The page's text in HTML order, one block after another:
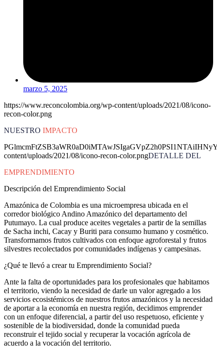
marzo 5, 2025
https://www.reconcolombia.org/wp-content/uploads/2021/08/icono-
recon-color.png
NUESTRO IMPACTO
content/uploads/2021/08/icono-recon-color.pngDETALLE DEL
EMPRENDIMIENTO
Descripción del Emprendimiento Social
Amazónica de Colombia es una microempresa ubicada en el
corredor biológico Andino Amazónico del departamento del
Putumayo. La cual produce aceites vegetales a partir de la semillas
de Sacha inchi, Cacay y Buriti para consumo humano y cosmético.
Transformamos frutos cultivados con enfoque agroforestal y frutos
silvestres recolectados por comunidades indígenas y campesinas.
¿Qué te llevó a crear tu Emprendimiento Social?
Ante la falta de oportunidades para los profesionales que habitamos
el territorio, viendo la necesidad de darle un valor agregado a los
servicios ecosistémicos de nuestros frutos amazónicos y la necesidad
de aportar a la economía en nuestra región, decidimos emprender
con un enfoque diferencial, a partir del uso respetuoso, eficiente y
sostenible de la biodiversidad, donde la comunidad pueda
reconstruir el tejido social y recuperar la vocación agrícola de
acuerdo a la vocación del territorio.